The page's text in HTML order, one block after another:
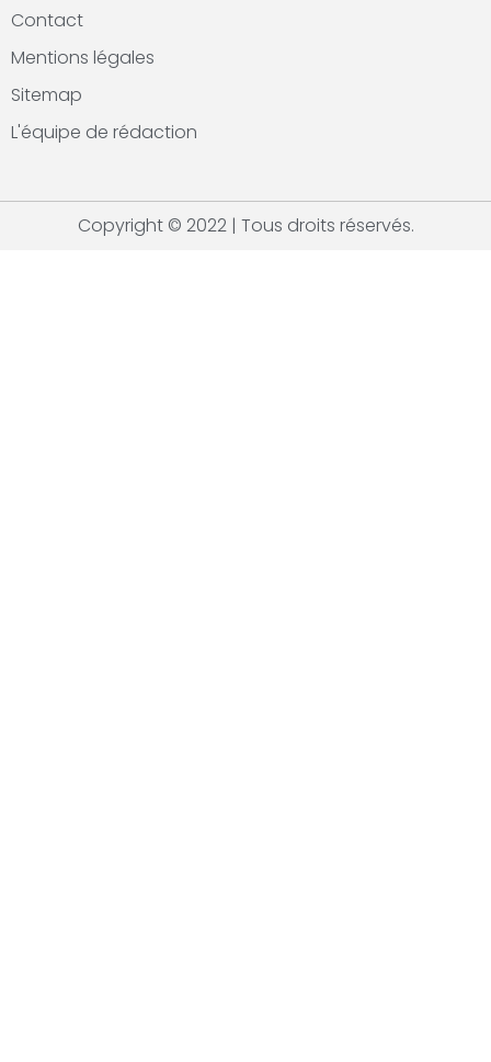
Contact
Mentions légales
Sitemap
L'équipe de rédaction
Copyright © 2022 | Tous droits réservés.